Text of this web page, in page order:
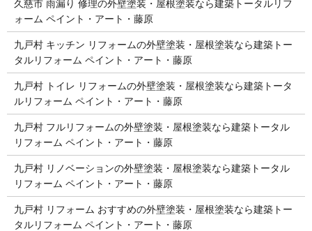
久慈市 雨漏り 修理の外壁塗装・屋根塗装なら建築トータルリフ
ォーム ペイント・アート・藤原
九戸村 キッチン リフォームの外壁塗装・屋根塗装なら建築トー
タルリフォーム ペイント・アート・藤原
九戸村 トイレ リフォームの外壁塗装・屋根塗装なら建築トータ
ルリフォーム ペイント・アート・藤原
九戸村 フルリフォームの外壁塗装・屋根塗装なら建築トータル
リフォーム ペイント・アート・藤原
九戸村 リノベーションの外壁塗装・屋根塗装なら建築トータル
リフォーム ペイント・アート・藤原
九戸村 リフォーム おすすめの外壁塗装・屋根塗装なら建築トー
タルリフォーム ペイント・アート・藤原